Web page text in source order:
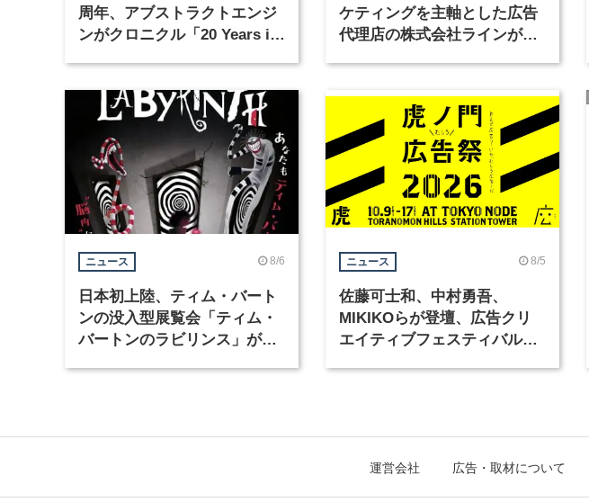
周年、アブストラクトエンジ
ンがクロニクル「20 Years in
ケティングを主軸とした広告
代理店の株式会社ラインが、
ニュース 8/6
日本初上陸、ティム・バート
ンの没入型展覧会「ティム・
バートンのラビリンス」が東
ニュース 8/5
佐藤可士和、中村勇吾、
MIKIKOらが登壇、広告クリ
エイティブフェスティバル
運営会社 広告・取材について